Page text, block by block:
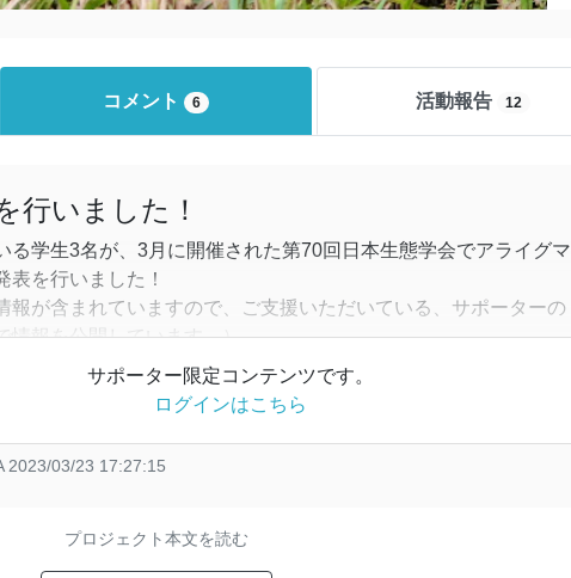
コメント 6 活動報告 12
行いました！
る学生3名が、3月に開催された第70回日本生態学会でアライグマ
表を行いました！
報が含まれていますので、ご支援いただいている、サポーターの
情報を公開しています。）
なテーマとして「アライグマの感染症」に関わる研究発表を行いま
サポーター限定コンテンツです。
ログインはこちら
2023/03/23 17:27:15
プロジェクト本文を読む